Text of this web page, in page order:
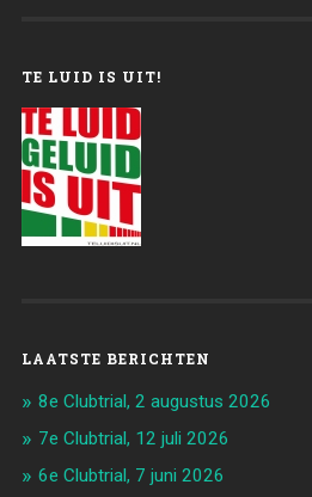
TE LUID IS UIT!
LAATSTE BERICHTEN
8e Clubtrial, 2 augustus 2026
7e Clubtrial, 12 juli 2026
6e Clubtrial, 7 juni 2026